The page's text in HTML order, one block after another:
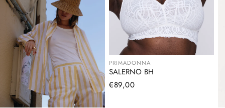
PRIMADONNA
SALERNO BH
Normaler
€89,00